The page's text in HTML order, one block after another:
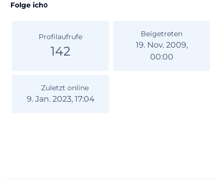
Folge ich0
Profilaufrufe
142
Beigetreten
19. Nov. 2009,
00:00
Zuletzt online
9. Jan. 2023, 17:04